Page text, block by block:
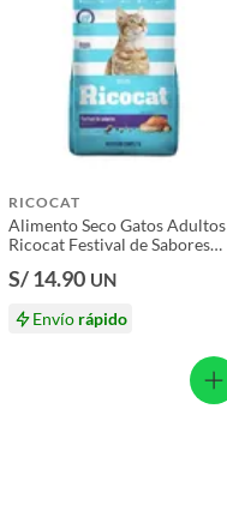
RICOCAT
Alimento Seco Gatos Adultos
Ricocat Festival de Sabores
S/ 14.90 UN
Envío rápido